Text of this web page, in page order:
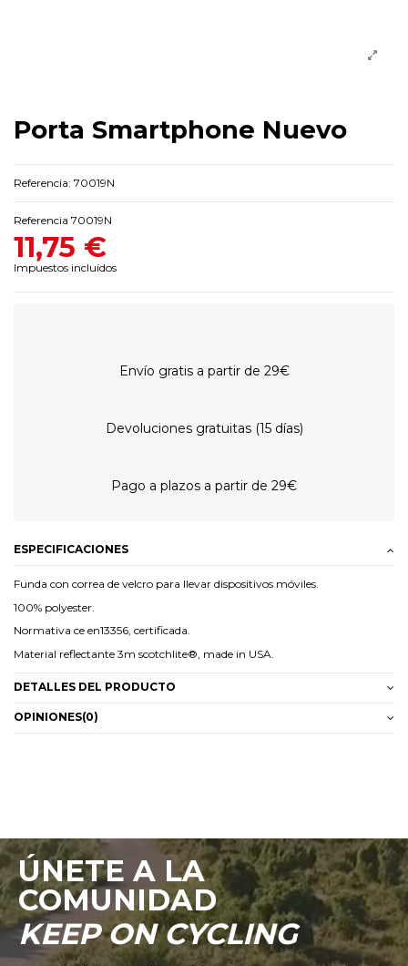
Porta Smartphone Nuevo
Referencia: 70019N
Referencia 70019N
11,75 €
Impuestos incluidos
Envío gratis a partir de 29€
Devoluciones gratuitas (15 días)
Pago a plazos a partir de 29€
ESPECIFICACIONES
Funda con correa de velcro para llevar dispositivos móviles.
100% polyester.
Normativa ce en13356, certificada.
Material reflectante 3m scotchlite®, made in USA.
DETALLES DEL PRODUCTO
OPINIONES(0)
ÚNETE A LA
COMUNIDAD
KEEP ON CYCLING